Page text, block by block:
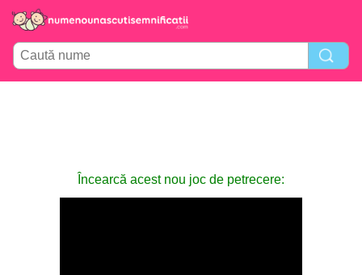
Încearcă acest nou joc de petrecere: